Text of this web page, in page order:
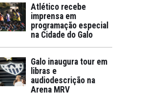
Atlético recebe
imprensa em
programação especial
na Cidade do Galo
Galo inaugura tour em
libras e
audiodescrição na
Arena MRV